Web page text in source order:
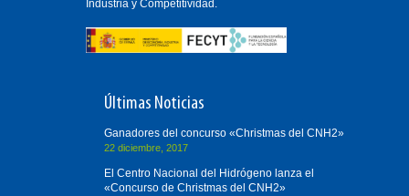
Industria y Competitividad.
Últimas Noticias
Ganadores del concurso «Christmas del CNH2»
22 diciembre, 2017
El Centro Nacional del Hidrógeno lanza el
«Concurso de Christmas del CNH2»